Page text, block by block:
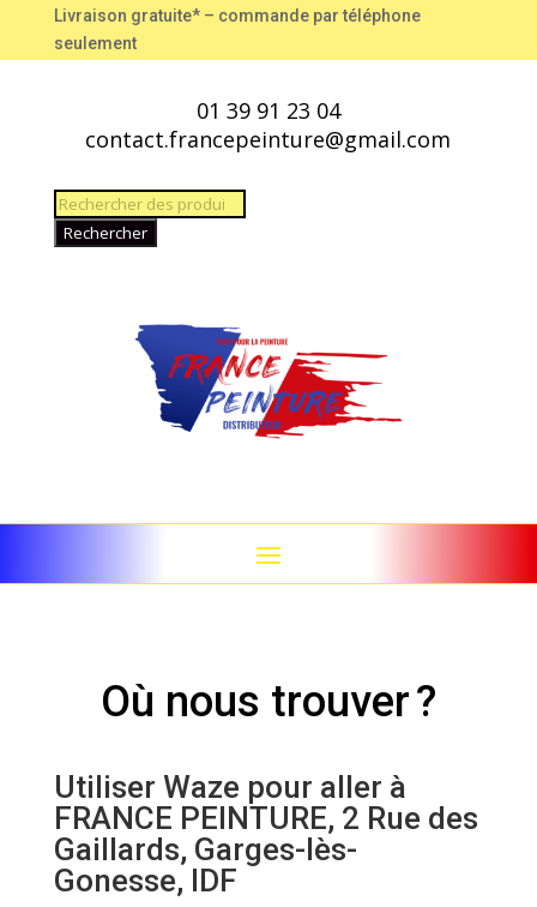
Livraison gratuite* – commande par téléphone
seulement
01 39 91 23 04
contact.francepeinture@gmail.com
Recherche
de
Rechercher
Où nous trouver ?
Utiliser Waze pour aller à
FRANCE PEINTURE, 2 Rue des
Gaillards, Garges-lès-
Gonesse, IDF